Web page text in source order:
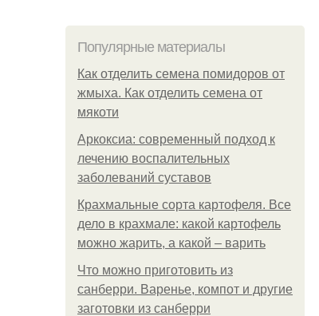
Популярные материалы
Как отделить семена помидоров от
жмыха. Как отделить семена от
мякоти
Аркоксиа: современный подход к
лечению воспалительных
заболеваний суставов
Крахмальные сорта картофеля. Все
дело в крахмале: какой картофель
можно жарить, а какой – варить
Что можно приготовить из
санберри. Варенье, компот и другие
заготовки из санберри